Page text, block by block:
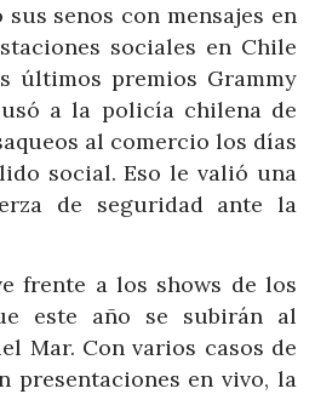
senos con mensajes en
sociales en Chile
últimos premios Grammy
a la policía chilena de
al comercio los días
social. Eso le valió una
de seguridad ante la
frente a los shows de los
este año se subirán al
Mar. Con varios casos de
presentaciones en vivo, la